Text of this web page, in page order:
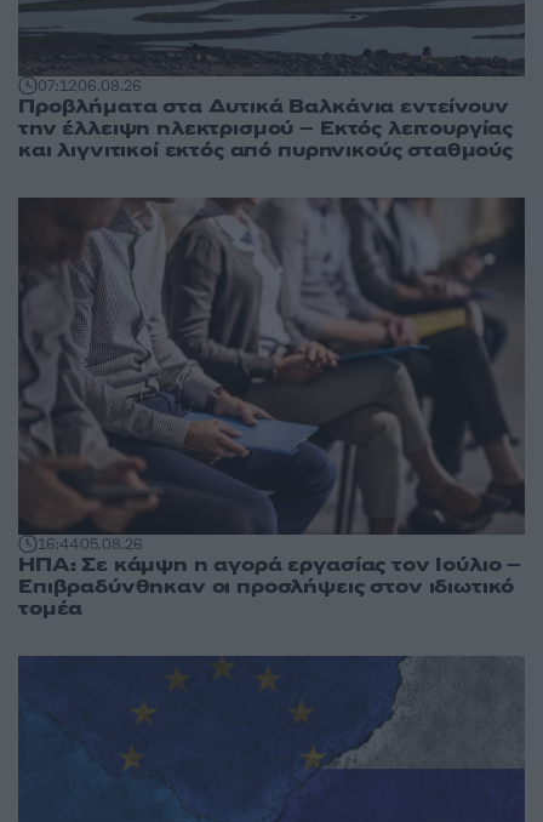
07:1206.08.26
Προβλήματα στα Δυτικά Βαλκάνια εντείνουν
την έλλειψη ηλεκτρισμού – Εκτός λειτουργίας
και λιγνιτικοί εκτός από πυρηνικούς σταθμούς
16:4405.08.26
ΗΠΑ: Σε κάμψη η αγορά εργασίας τον Ιούλιο –
Επιβραδύνθηκαν οι προσλήψεις στον ιδιωτικό
τομέα